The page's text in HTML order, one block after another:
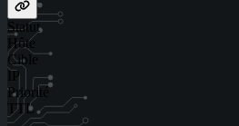
Statut
Hôte
Cible
IP
Priorité
TTL